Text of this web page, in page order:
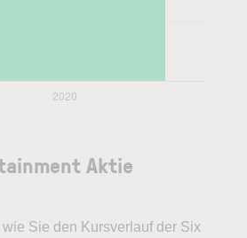
Aktie
wie Sie den Kursverlauf der Six